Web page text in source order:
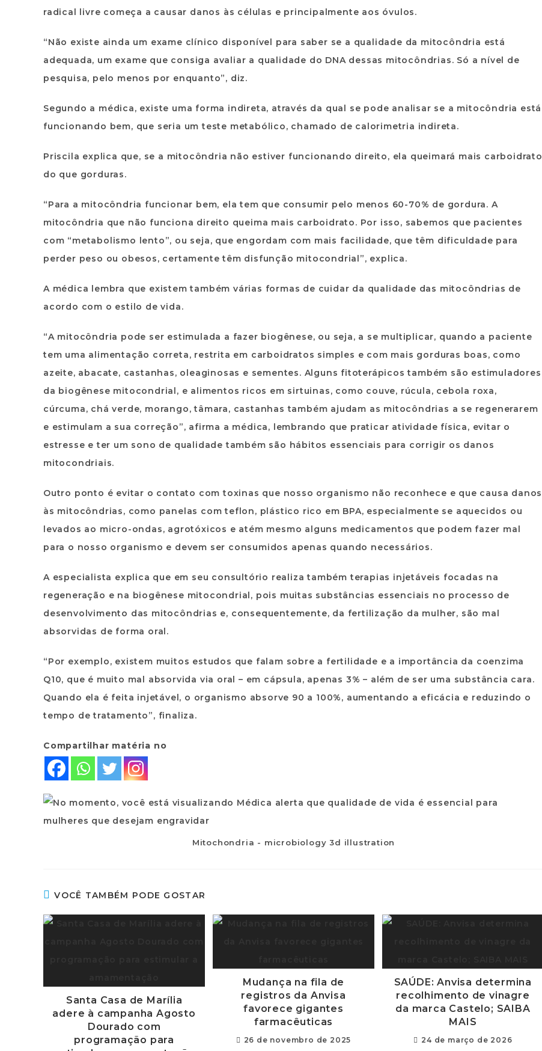
radical livre começa a causar danos às células e principalmente aos óvulos.
“Não existe ainda um exame clínico disponível para saber se a qualidade da mitocôndria está
adequada, um exame que consiga avaliar a qualidade do DNA dessas mitocôndrias. Só a nível de
pesquisa, pelo menos por enquanto”, diz.
Segundo a médica, existe uma forma indireta, através da qual se pode analisar se a mitocôndria está
funcionando bem, que seria um teste metabólico, chamado de calorimetria indireta.
Priscila explica que, se a mitocôndria não estiver funcionando direito, ela queimará mais carboidrato
do que gorduras.
“Para a mitocôndria funcionar bem, ela tem que consumir pelo menos 60-70% de gordura. A
mitocôndria que não funciona direito queima mais carboidrato. Por isso, sabemos que pacientes
com “metabolismo lento”, ou seja, que engordam com mais facilidade, que têm dificuldade para
perder peso ou obesos, certamente têm disfunção mitocondrial”, explica.
A médica lembra que existem também várias formas de cuidar da qualidade das mitocôndrias de
acordo com o estilo de vida.
“A mitocôndria pode ser estimulada a fazer biogênese, ou seja, a se multiplicar, quando a paciente
tem uma alimentação correta, restrita em carboidratos simples e com mais gorduras boas, como
azeite, abacate, castanhas, oleaginosas e sementes. Alguns fitoterápicos também são estimuladores
da biogênese mitocondrial, e alimentos ricos em sirtuinas, como couve, rúcula, cebola roxa,
cúrcuma, chá verde, morango, tâmara, castanhas também ajudam as mitocôndrias a se regenerarem
e estimulam a sua correção”, afirma a médica, lembrando que praticar atividade física, evitar o
estresse e ter um sono de qualidade também são hábitos essenciais para corrigir os danos
mitocondriais.
Outro ponto é evitar o contato com toxinas que nosso organismo não reconhece e que causa danos
às mitocôndrias, como panelas com teflon, plástico rico em BPA, especialmente se aquecidos ou
levados ao micro-ondas, agrotóxicos e atém mesmo alguns medicamentos que podem fazer mal
para o nosso organismo e devem ser consumidos apenas quando necessários.
A especialista explica que em seu consultório realiza também terapias injetáveis focadas na
regeneração e na biogênese mitocondrial, pois muitas substâncias essenciais no processo de
desenvolvimento das mitocôndrias e, consequentemente, da fertilização da mulher, são mal
absorvidas de forma oral.
“Por exemplo, existem muitos estudos que falam sobre a fertilidade e a importância da coenzima
Q10, que é muito mal absorvida via oral – em cápsula, apenas 3% – além de ser uma substância cara.
Quando ela é feita injetável, o organismo absorve 90 a 100%, aumentando a eficácia e reduzindo o
tempo de tratamento”, finaliza.
Compartilhar matéria no
Mitochondria - microbiology 3d illustration
VOCÊ TAMBÉM PODE GOSTAR
Santa Casa de Marília
adere à campanha Agosto
Dourado com
programação para
Mudança na fila de
registros da Anvisa
favorece gigantes
farmacêuticas
26 de novembro de 2025
SAÚDE: Anvisa determina
recolhimento de vinagre
da marca Castelo; SAIBA
MAIS
24 de março de 2026